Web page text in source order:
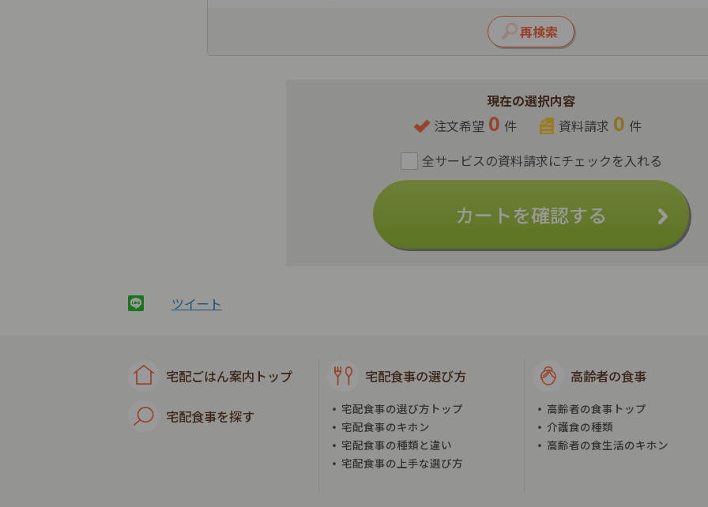
現在の選択内容
注文希望 0 件 資料請求 0 件
カートを確認する
ツイート
宅配ごはん案内トップ
宅配食事を探す
宅配食事の選び方
宅配食事の選び方トップ
宅配食事のキホン
宅配食事の種類と違い
宅配食事の上手な選び方
高齢者の食事
高齢者の食事トップ
介護食の種類
高齢者の食生活のキホン